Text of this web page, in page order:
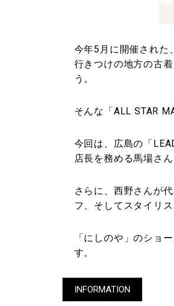
今年5月に開催された
行きつけの地方の古
う。
そんな「ALL STAR
今回は、広島の「
店長を務める馬場さ
さらに、西野さんが
フ、そしてスタイリ
「にしのや」のショ
す。
INFORMATION